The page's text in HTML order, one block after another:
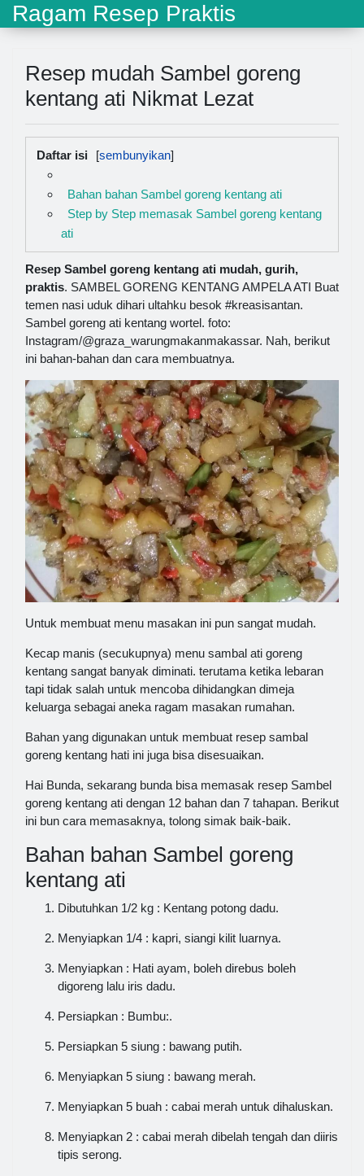
Ragam Resep Praktis
Resep mudah Sambel goreng
kentang ati Nikmat Lezat
Daftar isi
Bahan bahan Sambel goreng kentang ati
Step by Step memasak Sambel goreng kentang
ati
Resep Sambel goreng kentang ati mudah, gurih,
praktis. SAMBEL GORENG KENTANG AMPELA ATI Buat
temen nasi uduk dihari ultahku besok #kreasisantan.
Sambel goreng ati kentang wortel. foto:
Instagram/@graza_warungmakanmakassar. Nah, berikut
ini bahan-bahan dan cara membuatnya.
Untuk membuat menu masakan ini pun sangat mudah.
Kecap manis (secukupnya) menu sambal ati goreng
kentang sangat banyak diminati. terutama ketika lebaran
tapi tidak salah untuk mencoba dihidangkan dimeja
keluarga sebagai aneka ragam masakan rumahan.
Bahan yang digunakan untuk membuat resep sambal
goreng kentang hati ini juga bisa disesuaikan.
Hai Bunda, sekarang bunda bisa memasak resep Sambel
goreng kentang ati dengan 12 bahan dan 7 tahapan. Berikut
ini bun cara memasaknya, tolong simak baik-baik.
Bahan bahan Sambel goreng
kentang ati
Dibutuhkan 1/2 kg : Kentang potong dadu.
Menyiapkan 1/4 : kapri, siangi kilit luarnya.
Menyiapkan : Hati ayam, boleh direbus boleh
digoreng lalu iris dadu.
Persiapkan : Bumbu:.
Persiapkan 5 siung : bawang putih.
Menyiapkan 5 siung : bawang merah.
Menyiapkan 5 buah : cabai merah untuk dihaluskan.
Menyiapkan 2 : cabai merah dibelah tengah dan diiris
tipis serong.